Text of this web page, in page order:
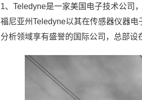
1、Teledyne是一家美国电子技术公司
福尼亚州Teledyne以其在传感器仪器
分析领域享有盛誉的国际公司，总部设